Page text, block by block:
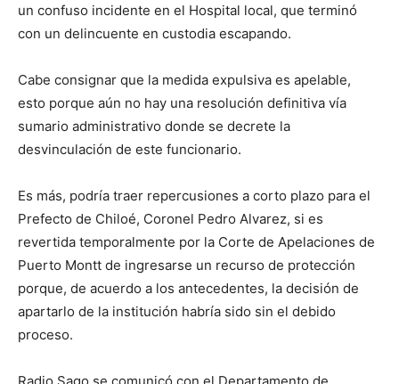
un confuso incidente en el Hospital local, que terminó
con un delincuente en custodia escapando.
Cabe consignar que la medida expulsiva es apelable,
esto porque aún no hay una resolución definitiva vía
sumario administrativo donde se decrete la
desvinculación de este funcionario.
Es más, podría traer repercusiones a corto plazo para el
Prefecto de Chiloé, Coronel Pedro Alvarez, si es
revertida temporalmente por la Corte de Apelaciones de
Puerto Montt de ingresarse un recurso de protección
porque, de acuerdo a los antecedentes, la decisión de
apartarlo de la institución habría sido sin el debido
proceso.